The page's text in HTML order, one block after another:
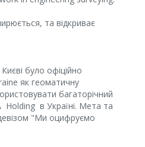
та відкриває
було офіційно
як геоматичну
багаторічний
Holding в Україні. Мета та
девізом "Ми оцифруємо